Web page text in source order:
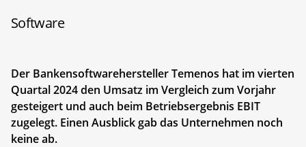
Software
Der Bankensoftwarehersteller Temenos hat im vierten
Quartal 2024 den Umsatz im Vergleich zum Vorjahr
gesteigert und auch beim Betriebsergebnis EBIT
zugelegt. Einen Ausblick gab das Unternehmen noch
keine ab.